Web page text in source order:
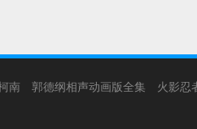
南 郭德纲相声动画版全集 火影忍